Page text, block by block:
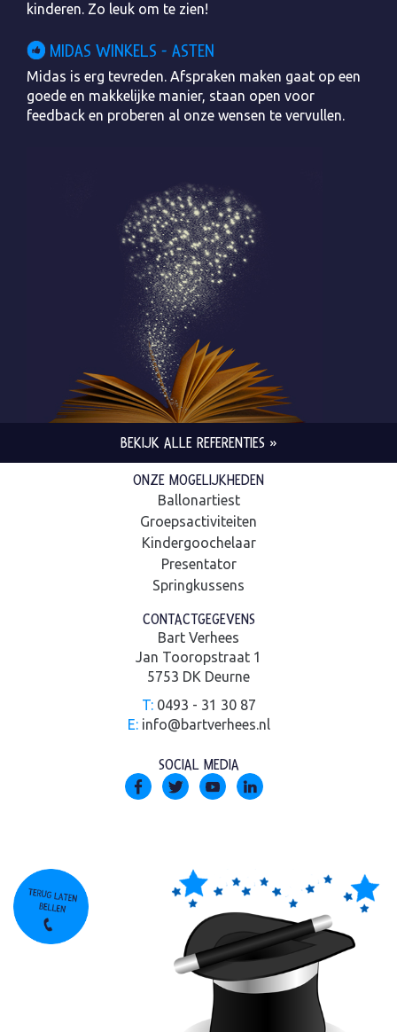
kinderen. Zo leuk om te zien!
MIDAS WINKELS - ASTEN
Midas is erg tevreden. Afspraken maken gaat op een
goede en makkelijke manier, staan open voor
feedback en proberen al onze wensen te vervullen.
BEKIJK ALLE REFERENTIES »
ONZE MOGELIJKHEDEN
Ballonartiest
Groepsactiviteiten
Kindergoochelaar
Presentator
Springkussens
CONTACTGEGEVENS
Bart Verhees
Jan Tooropstraat 1
5753 DK Deurne
T:0493 - 31 30 87
E: info@bartverhees.nl
SOCIAL MEDIA